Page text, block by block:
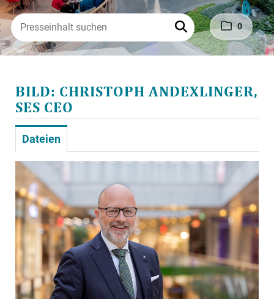
0
BILD: CHRISTOPH ANDEXLINGER,
SES CEO
Dateien